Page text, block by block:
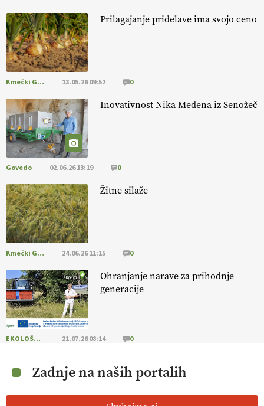
EKOloško = logično: VLOG Okus je
pomembnejši od izgleda
EKOloško = logično: ekološka kmetija PR'
RAKARI
Prilagajanje pridelave ima svojo ceno
Kmečki Glas 13.05.26 09:52 0
Inovativnost Nika Medena iz Senožeč
Govedo 02.06.26 13:19 0
Žitne silaže
Kmečki Glas 24.06.26 11:15 0
Ohranjanje narave za prihodnje
generacije
EKOLOŠKO LOGIČNO 21.07.26 08:14 0
Zadnje na naših portalih